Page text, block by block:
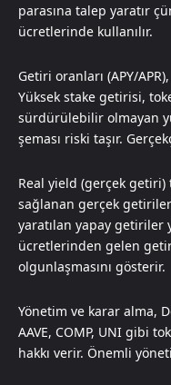
parasına talep yaratır
ücretlerinde kullanılır.
Getiri oranları (APY/
Yüksek stake getirisi,
sürdürülebilir olmayan
şeması riski taşır.
Real yield (gerçek
sağlanan gerçek
yaratılan yapay getiriler
ücretlerinden gelen
olgunlaşmasını gösterir.
Yönetim ve karar alma,
AAVE, COMP, UNI gibi
hakkı verir. Önemli